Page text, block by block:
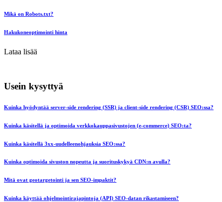
Mikä on Robots.txt?
Hakukoneoptimointi hinta
Lataa lisää
Usein kysyttyä
Kuinka hyödyntää server-side rendering (SSR) ja client-side rendering (CSR) SEO:ssa?
Kuinka käsitellä ja optimoida verkkokauppasivustojen (e-commerce) SEO:ta?
Kuinka käsitellä 3xx-uudelleenohjauksia SEO:ssa?
Kuinka optimoida sivuston nopeutta ja suorituskykyä CDN:n avulla?
Mitä ovat geotargetointi ja sen SEO-impaktit?
Kuinka käyttää ohjelmointirajapintoja (API) SEO-datan rikastamiseen?